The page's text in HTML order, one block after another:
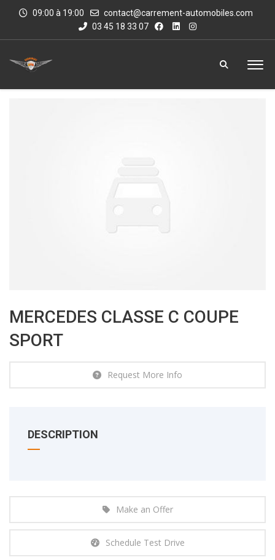
09:00 à 19:00
contact@carrement-automobiles.com
03 45 18 33 07
MERCEDES CLASSE C COUPE
SPORT
Request More Info
DESCRIPTION
Make an Offer
Schedule Test Drive